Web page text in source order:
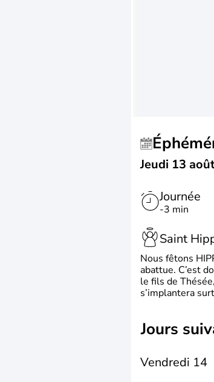
Jeudi 13
Journée
-3 min
Saint
Nous fêtons
abattue. C’est
le fils de
s’implantera
jours
Vendredi 14